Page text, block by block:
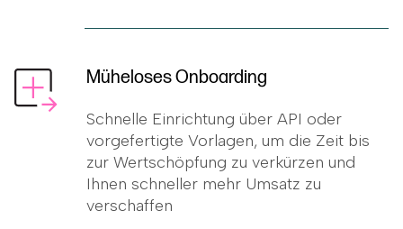
Müheloses Onboarding
Schnelle Einrichtung über API oder
vorgefertigte Vorlagen, um die Zeit bis
zur Wertschöpfung zu verkürzen und
Ihnen schneller mehr Umsatz zu
verschaffen